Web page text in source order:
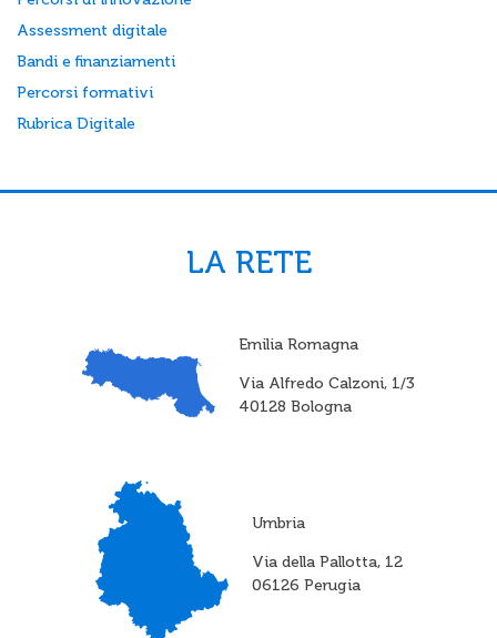
Assessment digitale
Bandi e finanziamenti
Percorsi formativi
Rubrica Digitale
LA RETE
Emilia Romagna
Via Alfredo Calzoni, 1/3
40128 Bologna
Umbria
Via della Pallotta, 12
06126 Perugia